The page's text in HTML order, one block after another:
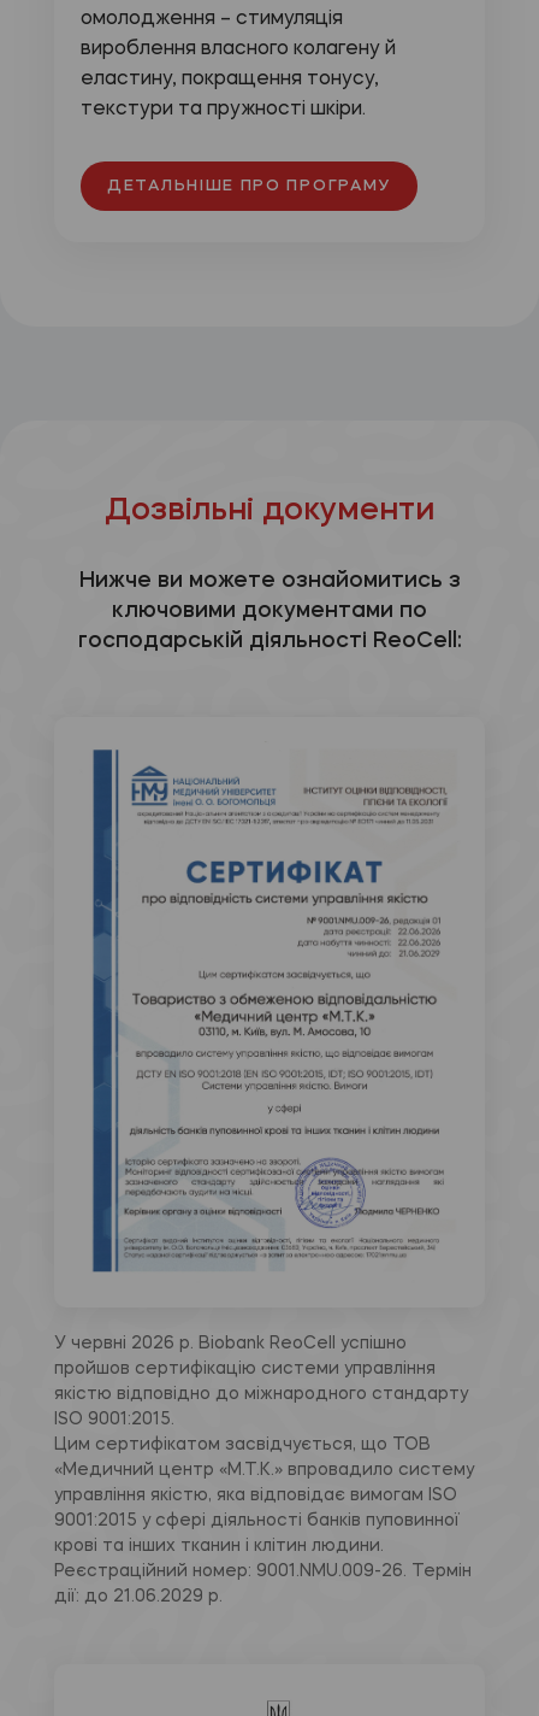
омолодження – стимуляція
вироблення власного колагену й
еластину, покращення тонусу,
текстури та пружності шкіри.
ДЕТАЛЬНІШЕ ПРО ПРОГРАМУ
Дозвільні документи
Нижче ви можете ознайомитись з
ключовими документами по
господарській діяльності ReoCell:
У червні 2026 р. Biobank ReoCell успішно
пройшов сертифікацію системи управління
якістю відповідно до міжнародного стандарту
ISO 9001:2015.
Цим сертифікатом засвідчується, що ТОВ
«Медичний центр «М.Т.К.» впровадило систему
управління якістю, яка відповідає вимогам ISO
9001:2015 у сфері діяльності банків пуповинної
крові та інших тканин і клітин людини.
Реєстраційний номер: 9001.NMU.009-26. Термін
дії: до 21.06.2029 р.